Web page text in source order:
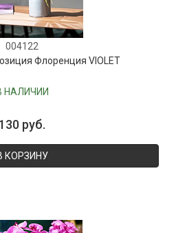
004122
Флоренция VIOLET
НАЛИЧИИ
130 руб.
КОРЗИНУ